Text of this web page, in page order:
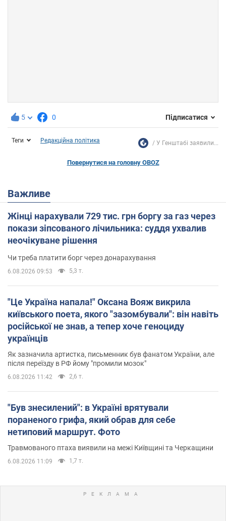
5 0 Підписатися
Теги Редакційна політика У Генштабі заявили...
Повернутися на головну OBOZ
Важливе
Жінці нарахували 729 тис. грн боргу за газ через
покази зіпсованого лічильника: суддя ухвалив
неочікуване рішення
Чи треба платити борг через донарахування
6.08.2026 09:53 5,3 т.
"Це Україна напала!" Оксана Вояж викрила
київського поета, якого "зазомбували": він навіть
російської не знав, а тепер хоче геноциду
українців
Як зазначила артистка, письменник був фанатом України, але
після переїзду в РФ йому "промили мозок"
6.08.2026 11:42 2,6 т.
"Був знесилений": в Україні врятували
пораненого грифа, який обрав для себе
нетиповий маршрут. Фото
Травмованого птаха виявили на межі Київщині та Черкащини
6.08.2026 11:09 1,7 т.